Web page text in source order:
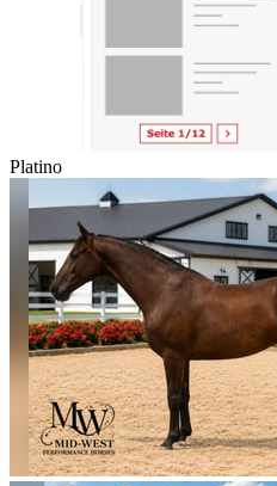
Platino